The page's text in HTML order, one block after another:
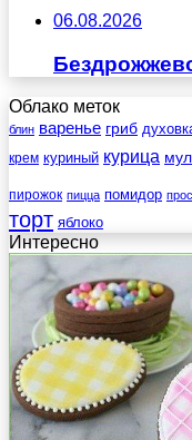
06.08.2026
Облако меток
блин варенье гриб
крем куриный курица
пирожок пицца помидор
торт яблоко
Интересно